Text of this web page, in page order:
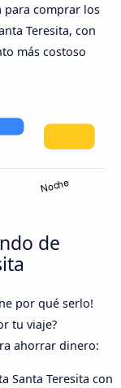
para comprar los
Teresita, con
más costoso
de
por qué serlo!
tu viaje?
ahorrar dinero:
Santa Teresita con